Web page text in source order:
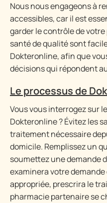
Nous nous engageons à
accessibles, car il est
garder le contrôle de
santé de qualité sont
Dokteronline, afin que
décisions qui répondent
Le processus de
Vous vous interrogez sur
Dokteronline ? Évitez les
traitement nécessaire
domicile. Remplissez un
soumettez une demande
examinera votre
appropriée, prescrira le
pharmacie partenaire se